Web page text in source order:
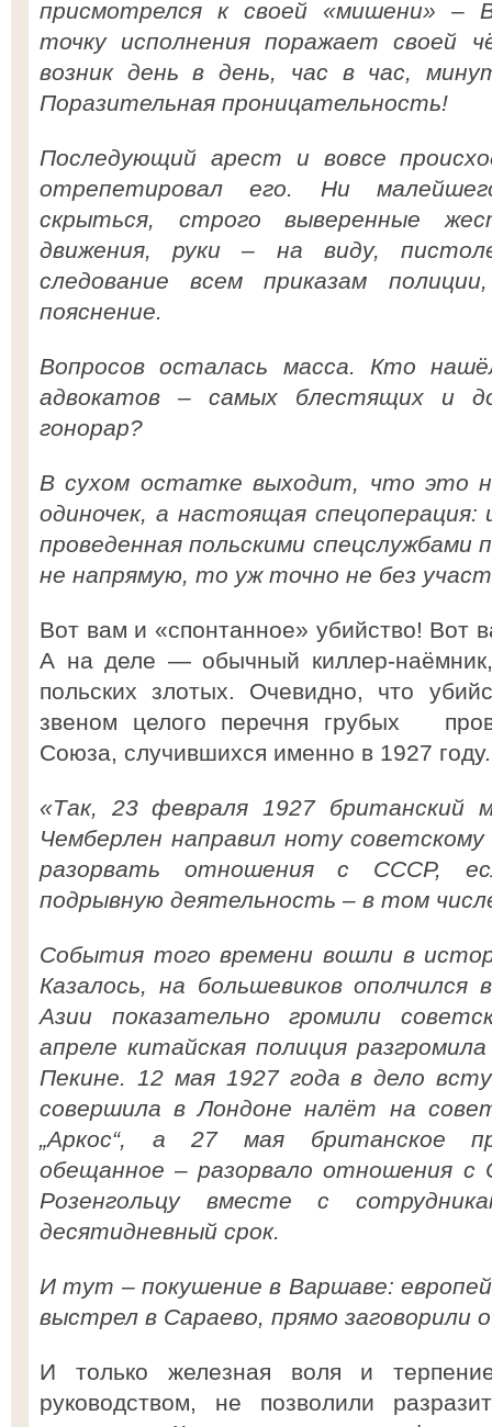
присмотрелся к своей «мишени» –
точку исполнения поражает своей
возник день в день, час в час,
Поразительная проницательность!
Последующий арест и вовсе
отрепетировал его. Ни
скрыться, строго выверенные
движения, руки – на виду,
следование всем приказам
пояснение.
Вопросов осталась масса. Кто
адвокатов – самых блестящих и
гонорар?
В сухом остатке выходит, что это
одиночек, а настоящая спецоперация:
проведенная польскими спецслужбами
не напрямую, то уж точно не без
Вот вам и «спонтанное» убийство! Вот
А на деле — обычный киллер-
польских злотых. Очевидно, что
звеном целого перечня грубых
Союза, случившихся именно в 1927
«Так, 23 февраля 1927 британский
Чемберлен направил ноту
разорвать отношения с СССР,
подрывную деятельность – в том
События того времени вошли в
Казалось, на большевиков
Азии показательно громили
апреле китайская полиция
Пекине. 12 мая 1927 года в дело
совершила в Лондоне налёт на
„Аркос“, а 27 мая британское
обещанное – разорвало отношения с
Розенгольцу вместе с
десятидневный срок.
И тут – покушение в Варшаве:
выстрел в Сараево, прямо заговорили
И только железная воля и
руководством, не позволили